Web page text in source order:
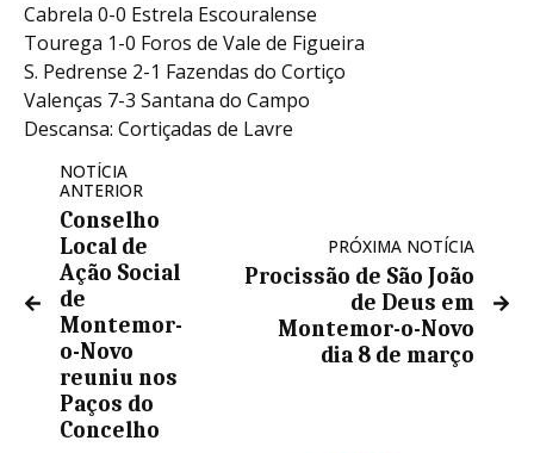
Cabrela 0-0 Estrela Escouralense
Tourega 1-0 Foros de Vale de Figueira
S. Pedrense 2-1 Fazendas do Cortiço
Valenças 7-3 Santana do Campo
Descansa: Cortiçadas de Lavre
NOTÍCIA
ANTERIOR
Conselho
Local de
Ação Social
de
Montemor-
o-Novo
reuniu nos
Paços do
Concelho
PRÓXIMA NOTÍCIA
Procissão de São João
de Deus em
Montemor-o-Novo
dia 8 de março